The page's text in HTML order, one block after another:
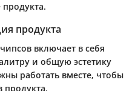
продукта
включает в себя
и общую эстетику
работать вместе, чтобы
продукта.